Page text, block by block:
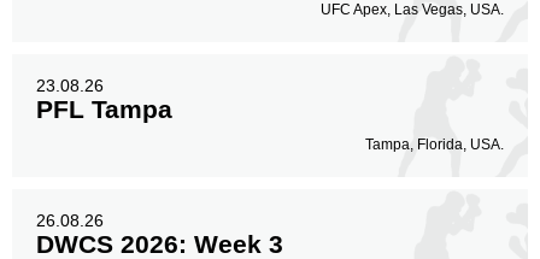
UFC Apex, Las Vegas, USA.
23.08.26
PFL Tampa
Tampa, Florida, USA.
26.08.26
DWCS 2026: Week 3